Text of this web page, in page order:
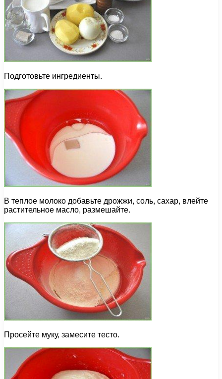
Подготовьте ингредиенты.
В теплое молоко добавьте дрожжи, соль, сахар, влейте
растительное масло, размешайте.
Просейте муку, замесите тесто.